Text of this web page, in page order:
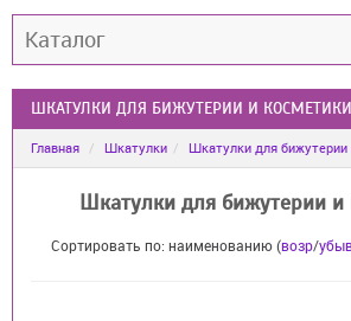
Каталог
ШКАТУЛКИ ДЛЯ БИЖУТЕРИИ И КОСМЕТИКИ
Главная Шкатулки Шкатулки для бижутерии
Шкатулки для бижутерии и
Сортировать по: наименованию (возр/